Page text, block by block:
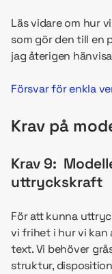
Läs vidare om hur
som gör den till en
jag återigen
Försvar för enkla
Krav på
Krav 9:
uttryckskraft
För att kunna
vi frihet i hur vi kan
text. Vi behöver
struktur,